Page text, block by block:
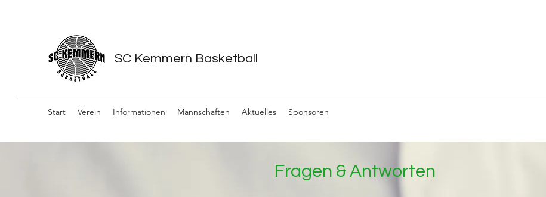
SC Kemmern Basketball
Start Verein Informationen Mannschaften Aktuelles Sponsoren
Fragen & Antworten